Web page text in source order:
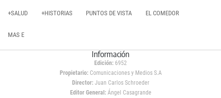
+SALUD +HISTORIAS PUNTOS DE VISTA EL COMEDOR
MAS E
Información
Edición: 6952
Propietario:Comunicaciones y Medios S.A
Director: Juan Carlos Schroeder
Editor General:Ángel Casagrande